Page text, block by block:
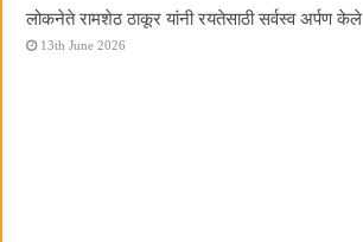
लोकनेते रामशेठ ठाकूर यांनी रयतेसाठी सर्वस्व अर्पण केले
13th June 2026